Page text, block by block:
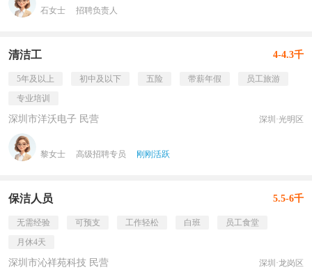
石女士 招聘负责人
清洁工 4-4.3千
5年及以上 初中及以下 五险 带薪年假
员工旅游
专业培训
深圳市洋沃电子 民营 深圳·光明区
黎女士 高级招聘专员 刚刚活跃
保洁人员 5.5-6千
无需经验 可预支 工作轻松 白班
员工食堂
月休4天
深圳市沁祥苑科技 民营 深圳·龙岗区